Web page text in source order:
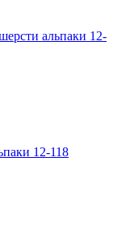
альпаки 12-
12-118